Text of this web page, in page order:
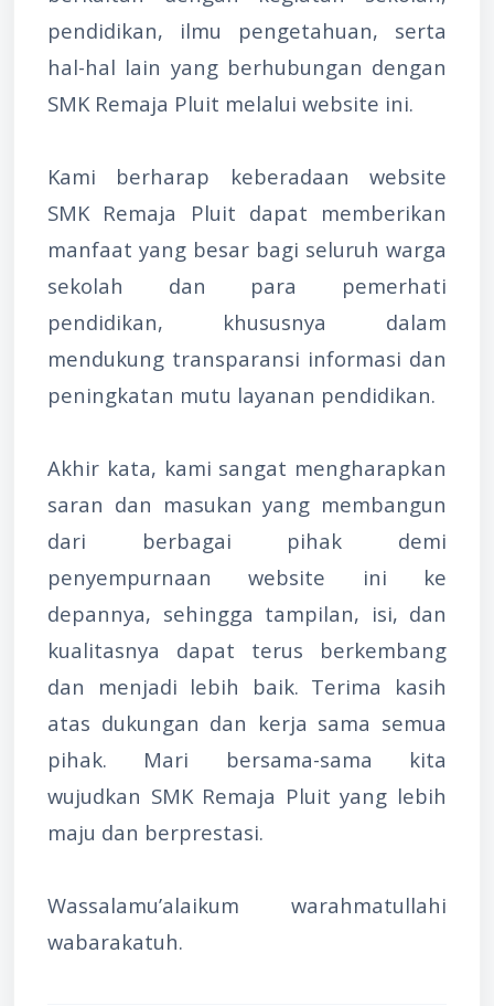
pendidikan, ilmu pengetahuan, serta
hal-hal lain yang berhubungan dengan
SMK Remaja Pluit melalui website ini.
Kami berharap keberadaan website
SMK Remaja Pluit dapat memberikan
manfaat yang besar bagi seluruh warga
sekolah dan para pemerhati
pendidikan, khususnya dalam
mendukung transparansi informasi dan
peningkatan mutu layanan pendidikan.
Akhir kata, kami sangat mengharapkan
saran dan masukan yang membangun
dari berbagai pihak demi
penyempurnaan website ini ke
depannya, sehingga tampilan, isi, dan
kualitasnya dapat terus berkembang
dan menjadi lebih baik. Terima kasih
atas dukungan dan kerja sama semua
pihak. Mari bersama-sama kita
wujudkan SMK Remaja Pluit yang lebih
maju dan berprestasi.
Wassalamu’alaikum warahmatullahi
wabarakatuh.